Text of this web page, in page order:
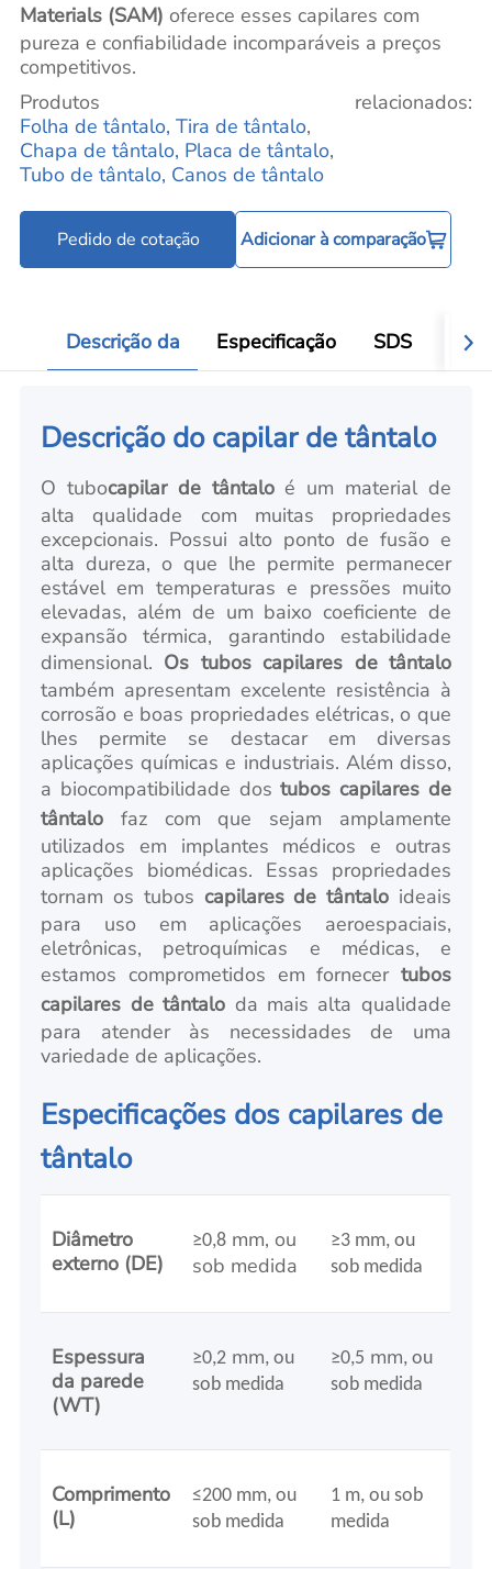
Materials (SAM) oferece esses capilares com
pureza e confiabilidade incomparáveis a preços
competitivos.
Produtos relacionados:
Folha de tântalo, Tira de tântalo,
Chapa de tântalo, Placa de tântalo,
Tubo de tântalo, Canos de tântalo
Pedido de cotação Adicionar à comparação
Descrição da Especificação SDS
Descrição do capilar de tântalo
O tubocapilar de tântaloé um material de
alta qualidade com muitas propriedades
excepcionais. Possui alto ponto de fusão e
alta dureza, o que lhe permite permanecer
estável em temperaturas e pressões muito
elevadas, além de um baixo coeficiente de
expansão térmica, garantindo estabilidade
dimensional. Os tubos capilares de tântalo
também apresentam excelente resistência à
corrosão e boas propriedades elétricas, o que
lhes permite se destacar em diversas
aplicações químicas e industriais. Além disso,
a biocompatibilidade dostubos capilares de
tântalo faz com que sejam amplamente
utilizados em implantes médicos e outras
aplicações biomédicas. Essas propriedades
tornam os tubos capilares de tântalo ideais
para uso em aplicações aeroespaciais,
eletrônicas, petroquímicas e médicas, e
estamos comprometidos em fornecer tubos
capilares de tântalo da mais alta qualidade
para atender às necessidades de uma
variedade de aplicações.
Especificações dos capilares de
tântalo
Diâmetro
externo (DE)
≥0,8mm, ou
sob medida
≥3 mm, ou
sob medida
Espessura
da parede
(WT)
≥0,2mm, ou
sob medida
≥0,5 mm, ou
sob medida
Comprimento
(L)
≤200 mm, ou
sob medida
1 m, ou sob
medida